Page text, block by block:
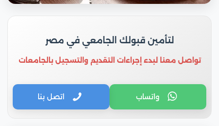
لتأمين قبولك الجامعي في مصر
تواصل معنا لبدء إجراءات التقديم والتسجيل بالجامعات
واتساب اتصل بنا